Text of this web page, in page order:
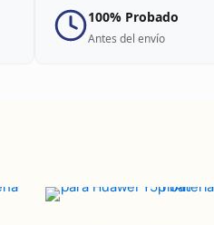
100% Probado
Antes del envío